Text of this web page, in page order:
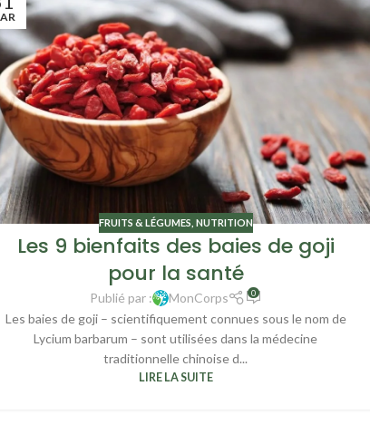
FRUITS & LÉGUMES NUTRITION
Les 9 bienfaits des baies de goji
pour la santé
Publié par : MonCorps 0
Les baies de goji – scientifiquement connues sous le nom de
Lycium barbarum – sont utilisées dans la médecine
traditionnelle chinoise d...
LIRE LA SUITE